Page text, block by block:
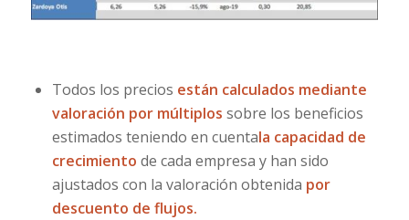
Todos los precios están calculados mediante
valoración por múltiplos sobre los beneficios
estimados teniendo en cuentala capacidad de
crecimiento de cada empresa y han sido
ajustados con la valoración obtenida por
descuento de flujos.